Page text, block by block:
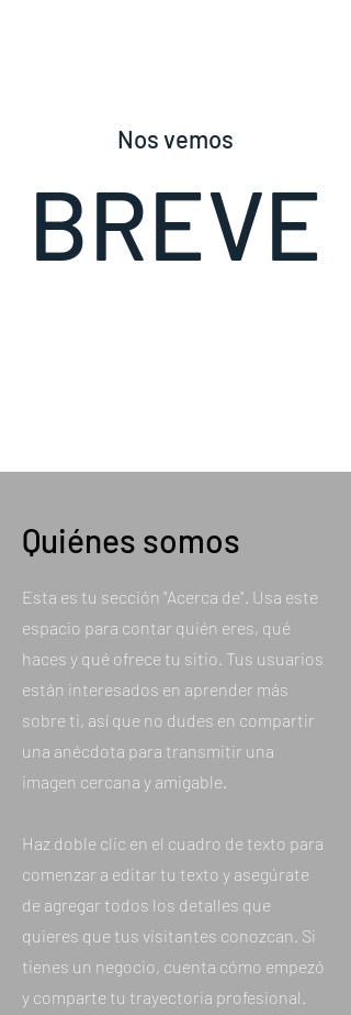
Nos vemos
BREVE
Quiénes somos
Esta es tu sección "Acerca de". Usa este
espacio para contar quién eres, qué
haces y qué ofrece tu sitio. Tus usuarios
están interesados en aprender más
sobre ti, así que no dudes en compartir
una anécdota para transmitir una
imagen cercana y amigable.
Haz doble clic en el cuadro de texto para
comenzar a editar tu texto y asegúrate
de agregar todos los detalles que
quieres que tus visitantes conozcan. Si
tienes un negocio, cuenta cómo empezó
y comparte tu trayectoria profesional.